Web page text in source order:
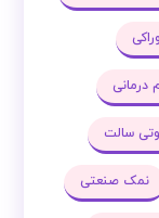
درمانی
سالت
نمک صنعتی